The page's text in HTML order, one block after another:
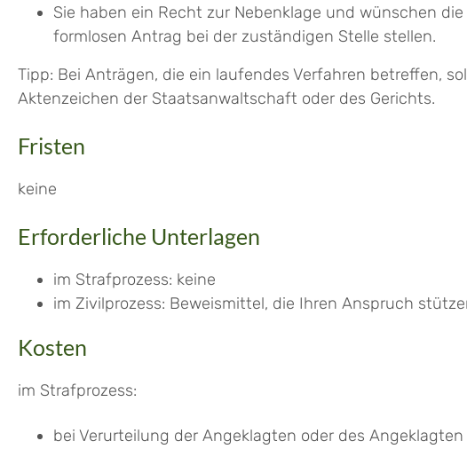
Sie haben ein Recht zur Nebenklage und wünschen
formlosen Antrag bei der zuständigen Stelle stellen.
Tipp: Bei Anträgen, die ein laufendes Verfahren betreffen,
Aktenzeichen der Staatsanwaltschaft oder des Gerichts.
Fristen
keine
Erforderliche Unterlagen
im Strafprozess: keine
im Zivilprozess: Beweismittel, die Ihren Anspruch
Kosten
im Strafprozess:
bei Verurteilung der Angeklagten oder des